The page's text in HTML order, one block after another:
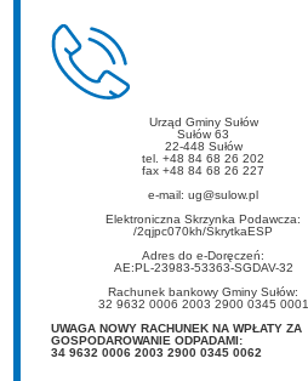
Urząd Gminy Sułów
Sułów 63
22-448 Sułów
tel. +48 84 68 26 202
fax +48 84 68 26 227
e-mail: ug@sulow.pl
Elektroniczna Skrzynka Podawcza:
/2qjpc070kh/SkrytkaESP
Adres do e-Doręczeń:
AE:PL-23983-53363-SGDAV-32
Rachunek bankowy Gminy Sułów:
32 9632 0006 2003 2900 0345 0001
UWAGA NOWY RACHUNEK NA WPŁATY ZA
GOSPODAROWANIE ODPADAMI:
34 9632 0006 2003 2900 0345 0062